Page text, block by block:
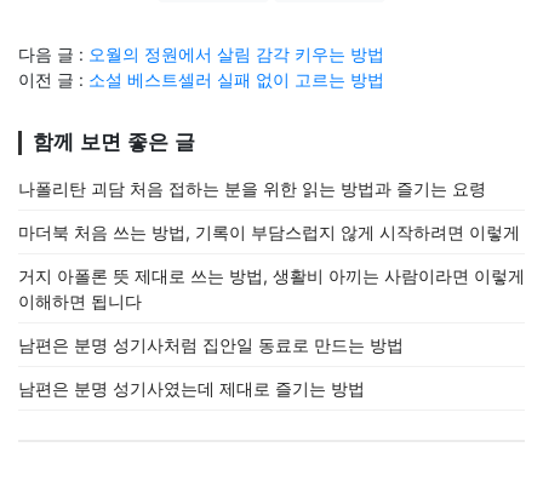
다음 글 : 오월의 정원에서 살림 감각 키우는 방법
이전 글 : 소설 베스트셀러 실패 없이 고르는 방법
함께 보면 좋은 글
나폴리탄 괴담 처음 접하는 분을 위한 읽는 방법과 즐기는 요령
마더북 처음 쓰는 방법, 기록이 부담스럽지 않게 시작하려면 이렇게
거지 아폴론 뜻 제대로 쓰는 방법, 생활비 아끼는 사람이라면 이렇게
이해하면 됩니다
남편은 분명 성기사처럼 집안일 동료로 만드는 방법
남편은 분명 성기사였는데 제대로 즐기는 방법